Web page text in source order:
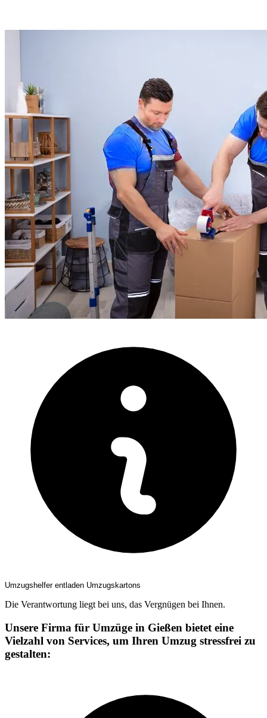
Umzugshelfer entladen Umzugskartons
Die Verantwortung liegt bei uns, das Vergnügen bei Ihnen.
Unsere Firma für Umzüge in Gießen bietet eine
Vielzahl von Services, um Ihren Umzug stressfrei zu
gestalten: